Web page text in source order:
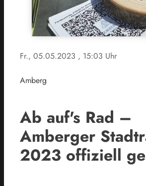
Fr., 05.05.2023 , 15:03 Uhr
Amberg
Ab auf's Rad –
Amberger
2023 offiziell